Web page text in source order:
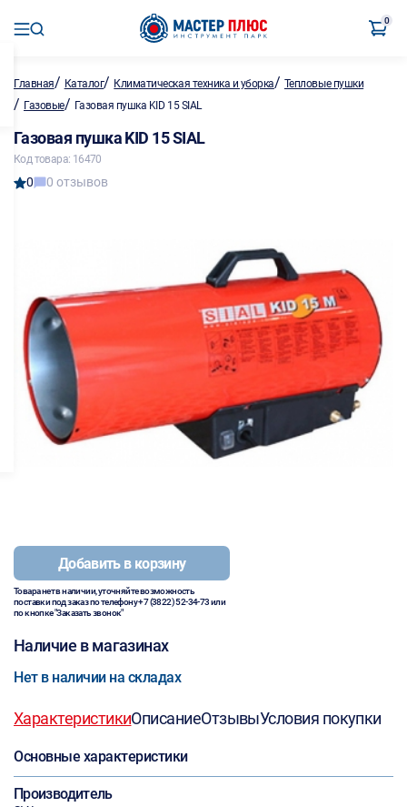
0
Главная/ Каталог/ Климатическая техника и уборка/ Тепловые пушки
/ Газовые/ Газовая пушка KID 15 SIAL
Газовая пушка KID 15 SIAL
Код товара: 16470
0 0 отзывов
Добавить в корзину
Товара нет в наличии, уточняйте возможность
поставки под заказ по телефону+7 (3822) 52-34-73или
по кнопке "Заказать звонок"
Наличие в магазинах
Нет в наличии на складах
ХарактеристикиОписаниеОтзывыУсловия покупки
Основные характеристики
Производитель